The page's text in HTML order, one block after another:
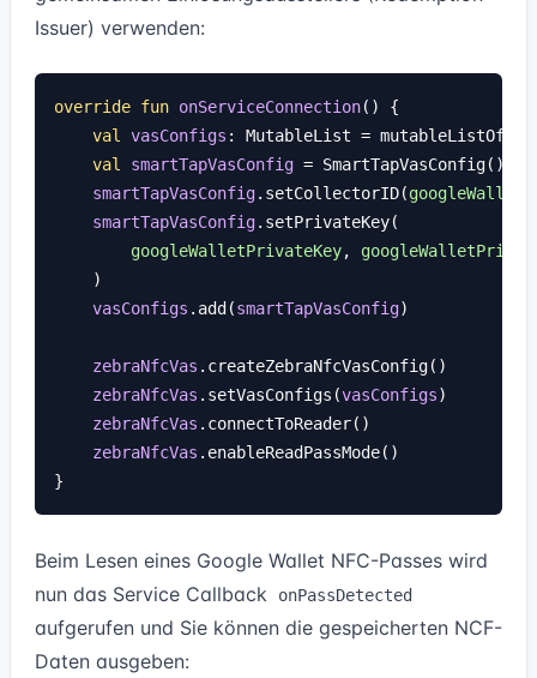
Issuer) verwenden:
override fun onServiceConnection() {
val vasConfigs : MutableList = mutableListOf()
val
smartTapVasConfig = SmartTapVasConfig()
smartTapVasConfig.setCollectorID(
smartTapVasConfig.setPrivateKey(
googleWalletPrivateKey,
    )
vasConfigs .add(smartTapVasConfig)
zebraNfcVas .createZebraNfcVasConfig()
zebraNfcVas .setVasConfigs(vasConfigs)
zebraNfcVas .connectToReader()
zebraNfcVas .enableReadPassMode()
Beim Lesen eines Google Wallet NFC-Passes wird
nun das Service Callback
onPassDetected
aufgerufen und Sie können die gespeicherten NCF-
Daten ausgeben: